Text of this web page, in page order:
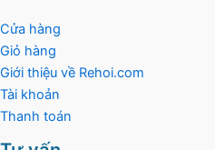
Cửa hàng
Giỏ hàng
Giới thiệu về Rehoi.com
Tài khoản
Thanh toán